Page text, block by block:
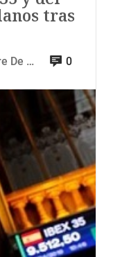
tras
15 De Septiembre De 2023 0